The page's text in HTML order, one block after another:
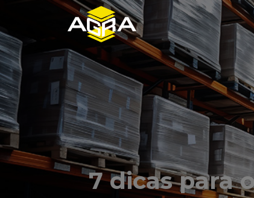
7 dicas para